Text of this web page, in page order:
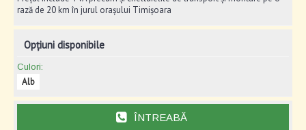
rază de 20 km în jurul orașului Timișoara
Opțiuni disponibile
Culori:
Alb
ÎNTREABĂ